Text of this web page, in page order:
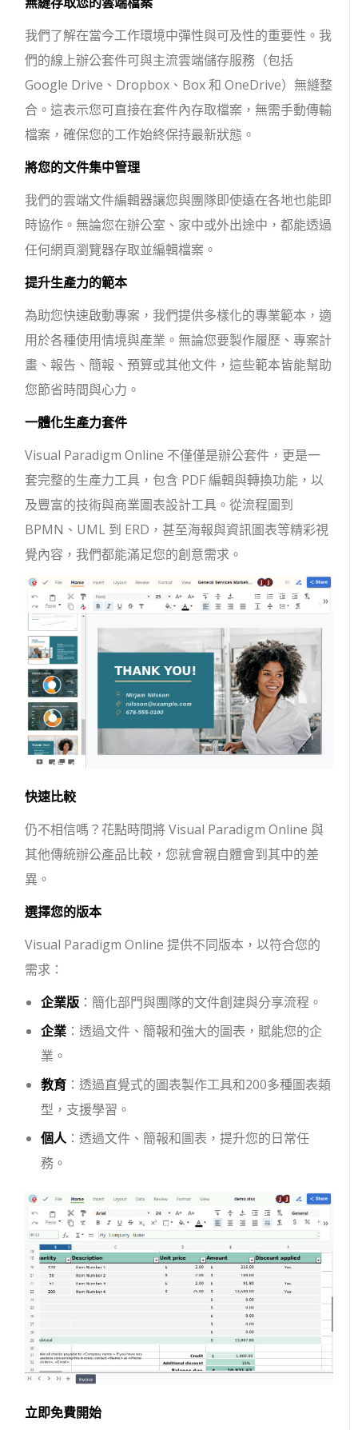
我們了解在當今工作環境中彈性與可及性的重要性。我
們的線上辦公套件可與主流雲端儲存服務（包括
Google Drive、Dropbox、Box 和 OneDrive）無縫整
合。這表示您可直接在套件內存取檔案，無需手動傳輸
檔案，確保您的工作始終保持最新狀態。
將您的文件集中管理
我們的雲端文件編輯器讓您與團隊即使遠在各地也能即
時協作。無論您在辦公室、家中或外出途中，都能透過
任何網頁瀏覽器存取並編輯檔案。
提升生產力的範本
為助您快速啟動專案，我們提供多樣化的專業範本，適
用於各種使用情境與產業。無論您要製作履歷、專案計
畫、報告、簡報、預算或其他文件，這些範本皆能幫助
您節省時間與心力。
一體化生產力套件
Visual Paradigm Online 不僅僅是辦公套件，更是一
套完整的生產力工具，包含 PDF 編輯與轉換功能，以
及豐富的技術與商業圖表設計工具。從流程圖到
BPMN、UML 到 ERD，甚至海報與資訊圖表等精彩視
覺內容，我們都能滿足您的創意需求。
快速比較
仍不相信嗎？花點時間將 Visual Paradigm Online 與
其他傳統辦公產品比較，您就會親自體會到其中的差
異。
選擇您的版本
Visual Paradigm Online 提供不同版本，以符合您的
需求：
企業版 ：簡化部門與團隊的文件創建與分享流程。
企業 ：透過文件、簡報和強大的圖表，賦能您的企
業。
教育 ：透過直覺式的圖表製作工具和200多種圖表類
型，支援學習。
個人：透過文件、簡報和圖表，提升您的日常任
務。
立即免費開始